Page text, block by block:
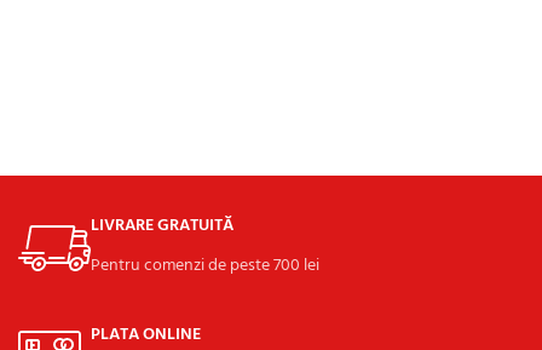
LIVRARE GRATUITĂ
Pentru comenzi de peste 700 lei
PLATA ONLINE